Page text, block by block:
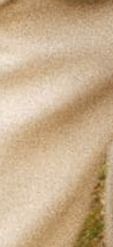
en Côtelé